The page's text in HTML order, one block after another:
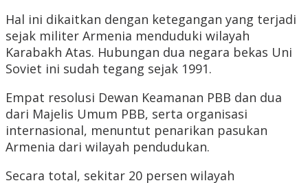
Hal ini dikaitkan dengan ketegangan yang terjadi
sejak militer Armenia menduduki wilayah
Karabakh Atas. Hubungan dua negara bekas Uni
Soviet ini sudah tegang sejak 1991.
Empat resolusi Dewan Keamanan PBB dan dua
dari Majelis Umum PBB, serta organisasi
internasional, menuntut penarikan pasukan
Armenia dari wilayah pendudukan.
Secara total, sekitar 20 persen wilayah